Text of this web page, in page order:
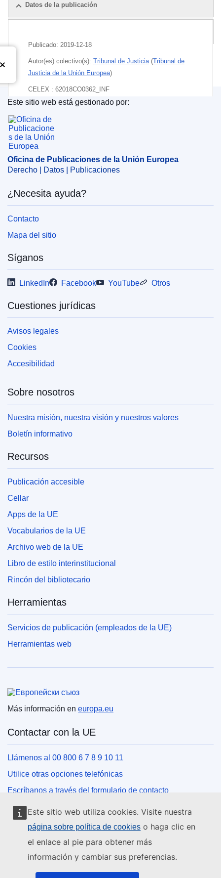
Este sitio web utiliza cookies. Visite nuestra
página sobre política de cookies o haga clic en
el enlace al pie para obtener más
información y cambiar sus preferencias.
Datos de la publicación
Publicado: 2019-12-18
Autor(es) colectivo(s): Tribunal de Justicia (Tribunal de
Justicia de la Unión Europea)
CELEX : 62018CO0362_INF
ECLI : ECLI:EU:C:2019:1100
Oficina de Publicaciones de la Unión Europea
Este sitio web está gestionado por:
Oficina de Publicaciones de la Unión Europea
Derecho | Datos | Publicaciones
¿Necesita ayuda?
Contacto
Mapa del sitio
Síganos
LinkedIn Facebook YouTube Otros
Cuestiones jurídicas
Avisos legales
Cookies
Accesibilidad
Sobre nosotros
Nuestra misión, nuestra visión y nuestros valores
Boletín informativo
Recursos
Publicación accesible
Cellar
Apps de la UE
Vocabularios de la UE
Archivo web de la UE
Libro de estilo interinstitucional
Rincón del bibliotecario
Herramientas
Servicios de publicación (empleados de la UE)
Herramientas web
Más información en europa.eu
Contactar con la UE
Llámenos al 00 800 6 7 8 9 10 11
Utilice otras opciones telefónicas
Escríbanos a través del formulario de contacto
Venga a conocernos a una de las oficinas de la UE
Redes sociales
Buscar los canales de la UE en las redes sociales